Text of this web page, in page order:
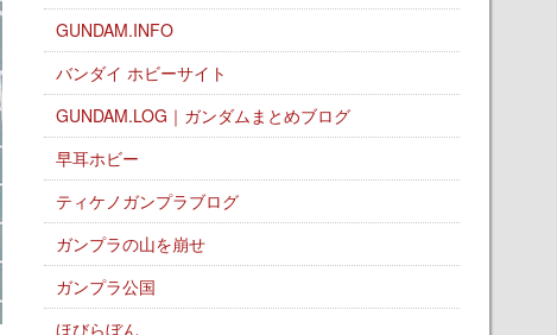
GUNDAM.INFO
バンダイ ホビーサイト
GUNDAM.LOG｜ガンダムまとめブログ
早耳ホビー
ティケノガンプラブログ
ガンプラの山を崩せ
ガンプラ公国
ほびらぼん